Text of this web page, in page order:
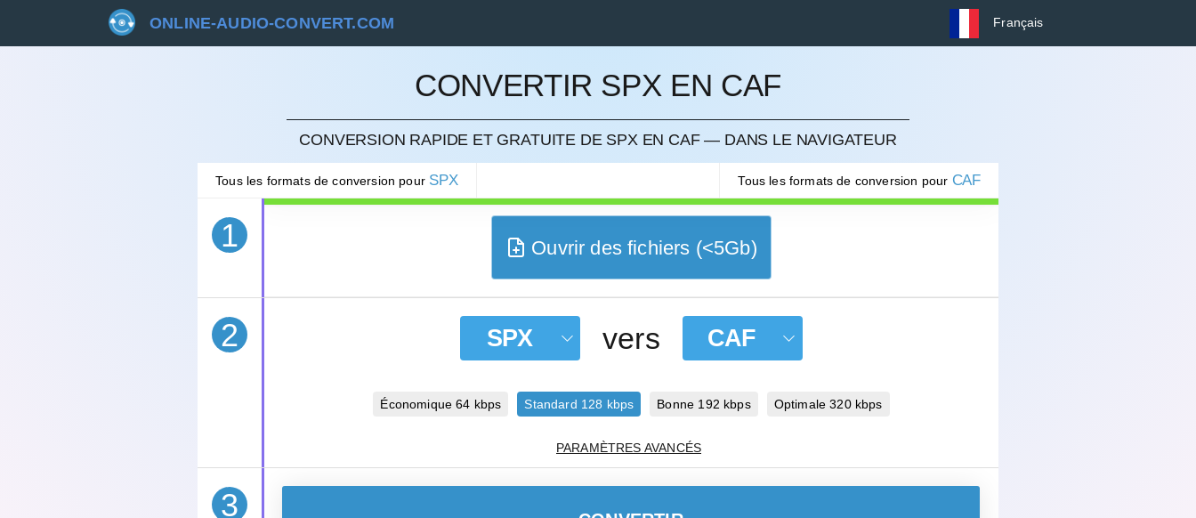
ONLINE-AUDIO-CONVERT.COM Français
CONVERTIR SPX EN CAF
CONVERSION RAPIDE ET GRATUITE DE SPX EN CAF — DANS LE NAVIGATEUR
Tous les formats de conversion pour SPX Tous les formats de conversion pour CAF
1
ANNULER
Ouvrir des fichiers (<5Gb)
2 SPX vers CAF
Économique 64 kbps Standard 128 kbps Bonne 192 kbps Optimale 320 kbps
PARAMÈTRES AVANCÉS
3